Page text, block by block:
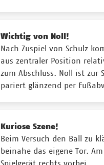
Wichtig von Noll!
Nach Zuspiel von Schulz
aus zentraler Position
zum Abschluss. Noll ist zur
pariert glänzend per
Kuriose Szene!
Beim Versuch den Ball zu
beinahe das eigene Tor.